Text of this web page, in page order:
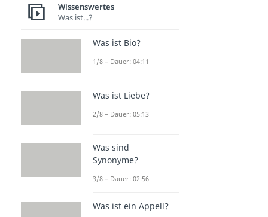
Wissenswertes
Was ist...?
Was ist Bio?
1/8 – Dauer: 04:11
Was ist Liebe?
2/8 – Dauer: 05:13
Was sind
Synonyme?
3/8 – Dauer: 02:56
Was ist ein Appell?